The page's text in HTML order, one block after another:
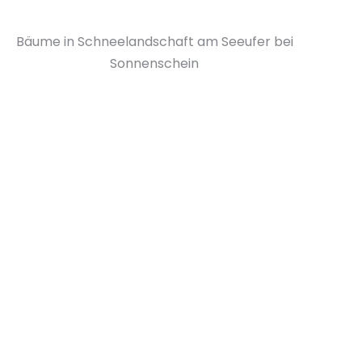
Bäume in Schneelandschaft am Seeufer bei
Sonnenschein